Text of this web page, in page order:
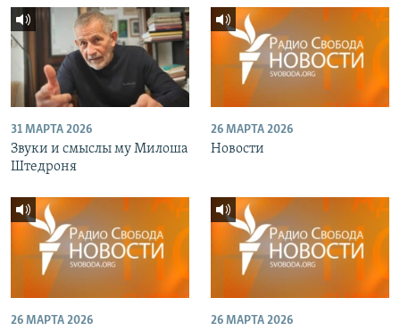
31 МАРТА 2026
Звуки и смыслы му Милоша
Штедроня
26 МАРТА 2026
Новости
26 МАРТА 2026 26 МАРТА 2026